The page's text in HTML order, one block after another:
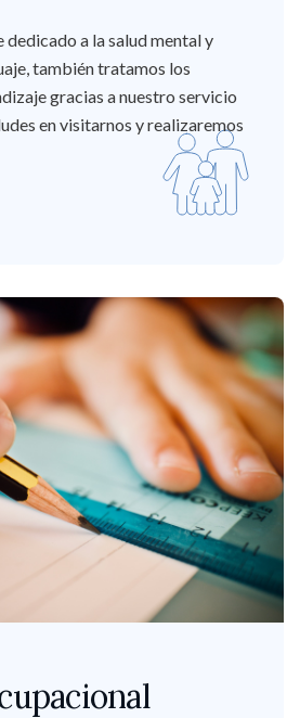
dedicado a la salud mental y
también tratamos los
gracias a nuestro servicio
en visitarnos y realizaremos